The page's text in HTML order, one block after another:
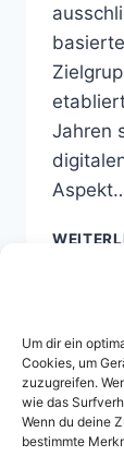
Um dir ein
Cookies, um
zuzugreifen.
wie das
Wenn du deine
bestimmte
Jahren